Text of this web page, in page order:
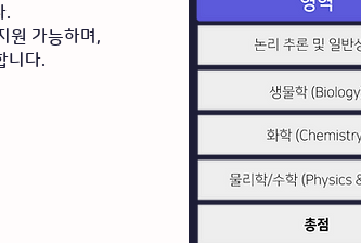
.
원 가능하며,
니다.​​